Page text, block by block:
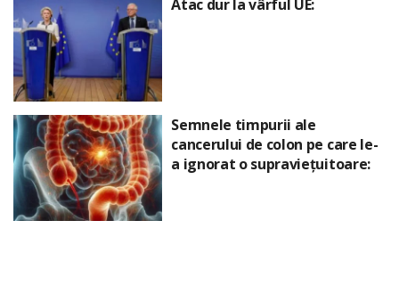
Atac dur la vârful UE:
Semnele timpurii ale
cancerului de colon pe care le-
a ignorat o supraviețuitoare: